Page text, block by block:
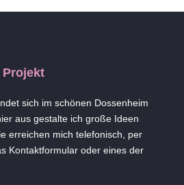
Projekt
sich im schönen Dossenheim
aus gestalte ich große Ideen
erreichen mich telefonisch, per
Kontaktformular oder eines der